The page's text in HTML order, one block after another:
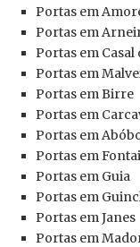
Portas em
Portas em
Portas em Casal
Portas em
Portas em Birre
Portas em
Portas em
Portas em
Portas em Guia
Portas em
Portas em Janes
Portas em